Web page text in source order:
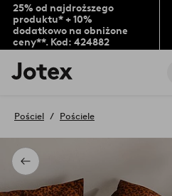
25% od najdroższego
produktu* + 10%
dodatkowo na obniżone
ceny**. Kod: 424882
Logo
Jotex
na
stronę
Powrót
Pościel Pościele